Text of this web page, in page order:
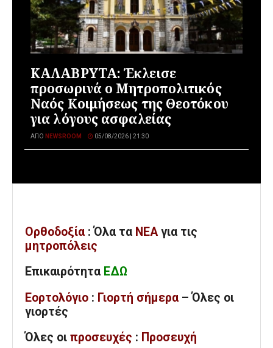
ΚΑΛΑΒΡΥΤΑ: Έκλεισε
προσωρινά ο Μητροπολιτικός
Ναός Κοιμήσεως της Θεοτόκου
για λόγους ασφαλείας
ΑΠΌ NEWSROOM 05/08/2026 | 21:30
Ορθοδοξία : Όλα τα ΝΕΑ για τις
μητροπόλεις
Επικαιρότητα ΕΔΩ
Εορτολόγιο : Γιορτή σήμερα – Όλες οι
γιορτές
Όλες οι προσευχές : Προσευχή